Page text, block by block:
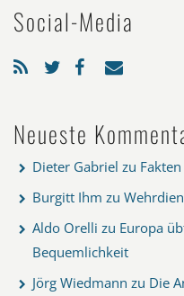
Social-Media
Neueste
Dieter Gabriel zu
Burgitt Ihm zu
Aldo Orelli zu Europa
Bequemlichkeit
Jörg Wiedmann zu Die